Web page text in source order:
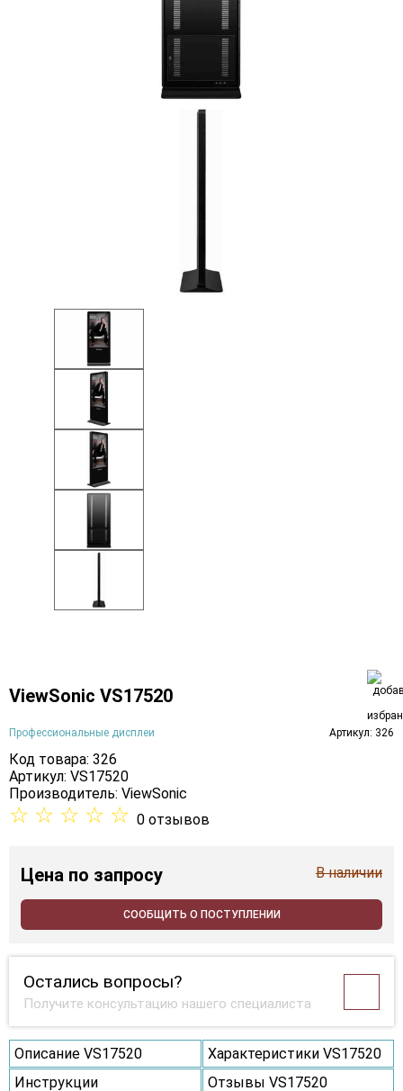
ViewSonic VS17520
Профессиональные дисплеи Артикул: 326
Код товара: 326
Артикул: VS17520
Производитель: ViewSonic
☆ ☆ ☆ ☆ ☆ 0 отзывов
Цена по запросу В наличии
СООБЩИТЬ О ПОСТУПЛЕНИИ
Остались вопросы?
Получите консультацию нашего специалиста
Описание VS17520
Характеристики VS17520
Инструкции
Отзывы VS17520